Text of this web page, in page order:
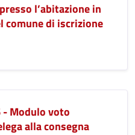
l’abitazione in
comune di iscrizione
- Modulo voto
alla consegna